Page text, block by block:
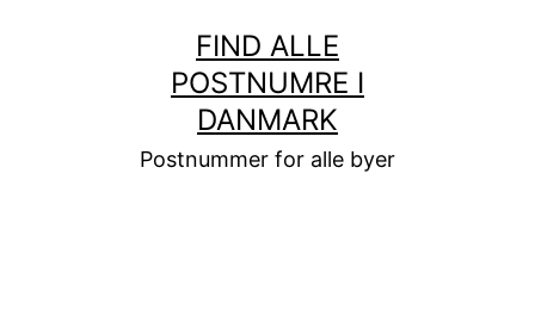
FIND ALLE
POSTNUMRE I
DANMARK
Postnummer for alle byer